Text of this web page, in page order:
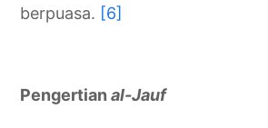
berpuasa. [6]
Pengertian al-Jauf